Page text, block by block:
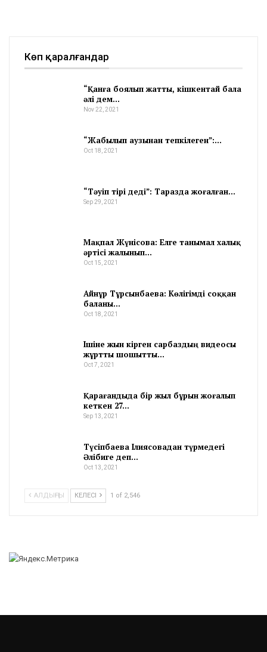
Көп қаралғандар
“Қанға боялып жатты, кішкентай бала
әлі дем…
Nov 22, 2021
“Жабылып аузынан тепкілеген”:…
Oct 18, 2021
“Тәуіп тірі деді”: Таразда жоғалған…
Sep 29, 2021
Мақпал Жүнісова: Елге танымал халық
әртісі жалынып…
Oct 15, 2021
Айнұр Тұрсынбаева: Көлігімді соққан
баланы…
Oct 18, 2021
Ішіне жын кірген сарбаздың видеосы
жұртты шошытты…
Oct 7, 2021
Қарағандыда бір жыл бұрын жоғалып
кеткен 27…
Sep 13, 2021
Түсіпбаева Ілиясовадан түрмедегі
Әлібиге деп…
Oct 13, 2021
АЛДЫҢҒЫ КЕЛЕСІ 1 of 2,546